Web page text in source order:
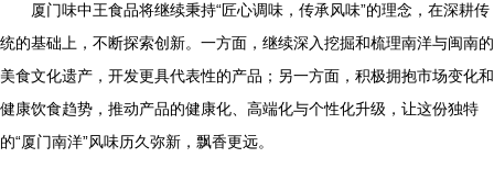
厦门味中王食品将继续秉持“匠心调味，传承风味”的理念，在深耕传
统的基础上，不断探索创新。一方面，继续深入挖掘和梳理南洋与闽南的
美食文化遗产，开发更具代表性的产品；另一方面，积极拥抱市场变化和
健康饮食趋势，推动产品的健康化、高端化与个性化升级，让这份独特
的“厦门南洋”风味历久弥新，飘香更远。